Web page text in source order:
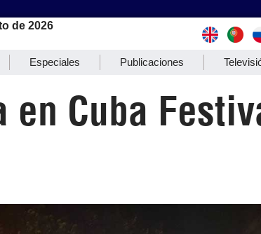
de 2026
Especiales Publicaciones
en Cuba